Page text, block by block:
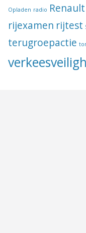
Opladen radio
rijexamen rijtest
terugroepactie